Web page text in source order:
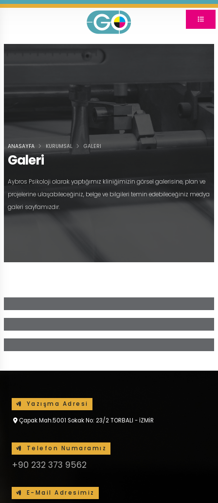
Galeri
Aybros Psikoloji olarak yaptığımız kliniğimizin görsel galerisine, plan ve
projelerine ulaşabileceğiniz, belge ve bilgileri temin edebileceğiniz medya
galeri sayfamızdır.
ANASAYFA KURUMSAL GALERI
Belge
Resim
Video
Yazışma Adresi
Çapak Mah.5001 Sokak No: 23/2 TORBALI - İZMİR
Telefon Numaramız
+90 232 373 9562
E-Mail Adresimiz